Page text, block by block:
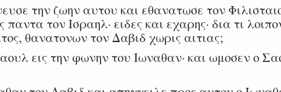
την ζωην αυτου και εθανατωσε τον
τον Ισραηλ· ειδες και εχαρης· δια τι
θανατονων τον Δαβιδ χωρις αιτιας;
εις την φωνην του Ιωναθαν· και ωμοσεν ο